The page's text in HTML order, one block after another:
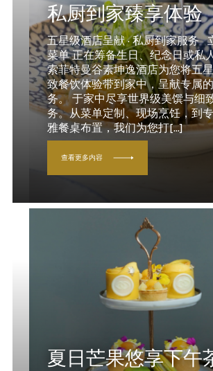
私厨到家臻享体验
五星级酒店呈献 · 私厨到家服务
菜单 正在筹备生日、纪念日或私
索菲特曼谷素坤逸酒店为您将五
致餐饮体验带到家中，呈献专属
务。 于家中尽享世界级美馔与细
务。从菜单定制、现场烹饪，到
雅餐桌布置，我们为您打[...]
查看更多内容
夏日芒果悠享下午